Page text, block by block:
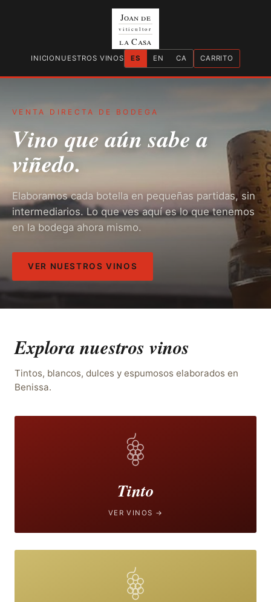
Joan de
viticultor
la Casa
INICIO NUESTROS VINOS ES EN CA CARRITO
VENTA DIRECTA DE BODEGA
Vino que aún sabe a
viñedo.
Elaboramos cada botella en pequeñas partidas, sin
intermediarios. Lo que ves aquí es lo que tenemos
en la bodega ahora mismo.
VER NUESTROS VINOS
Explora nuestros vinos
Tintos, blancos, dulces y espumosos elaborados en
Benissa.
Tinto
VER VINOS →